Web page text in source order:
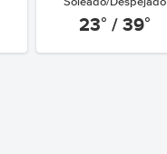
23° / 39°